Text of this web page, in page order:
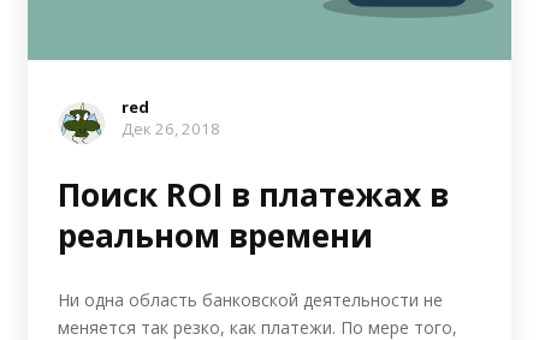
red
Дек 26, 2018
Поиск ROI в платежах в
реальном времени
Ни одна область банковской деятельности не
меняется так резко, как платежи. По мере того,